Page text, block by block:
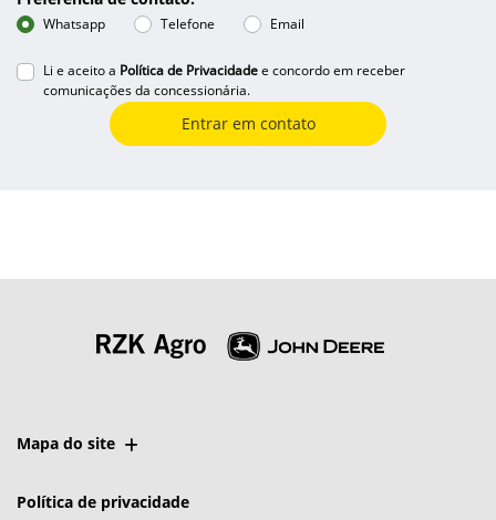
Whatsapp Telefone Email
Li e aceito a Política de Privacidadee concordo em receber
comunicações da concessionária.
Entrar em contato
Mapa do site
Política de privacidade